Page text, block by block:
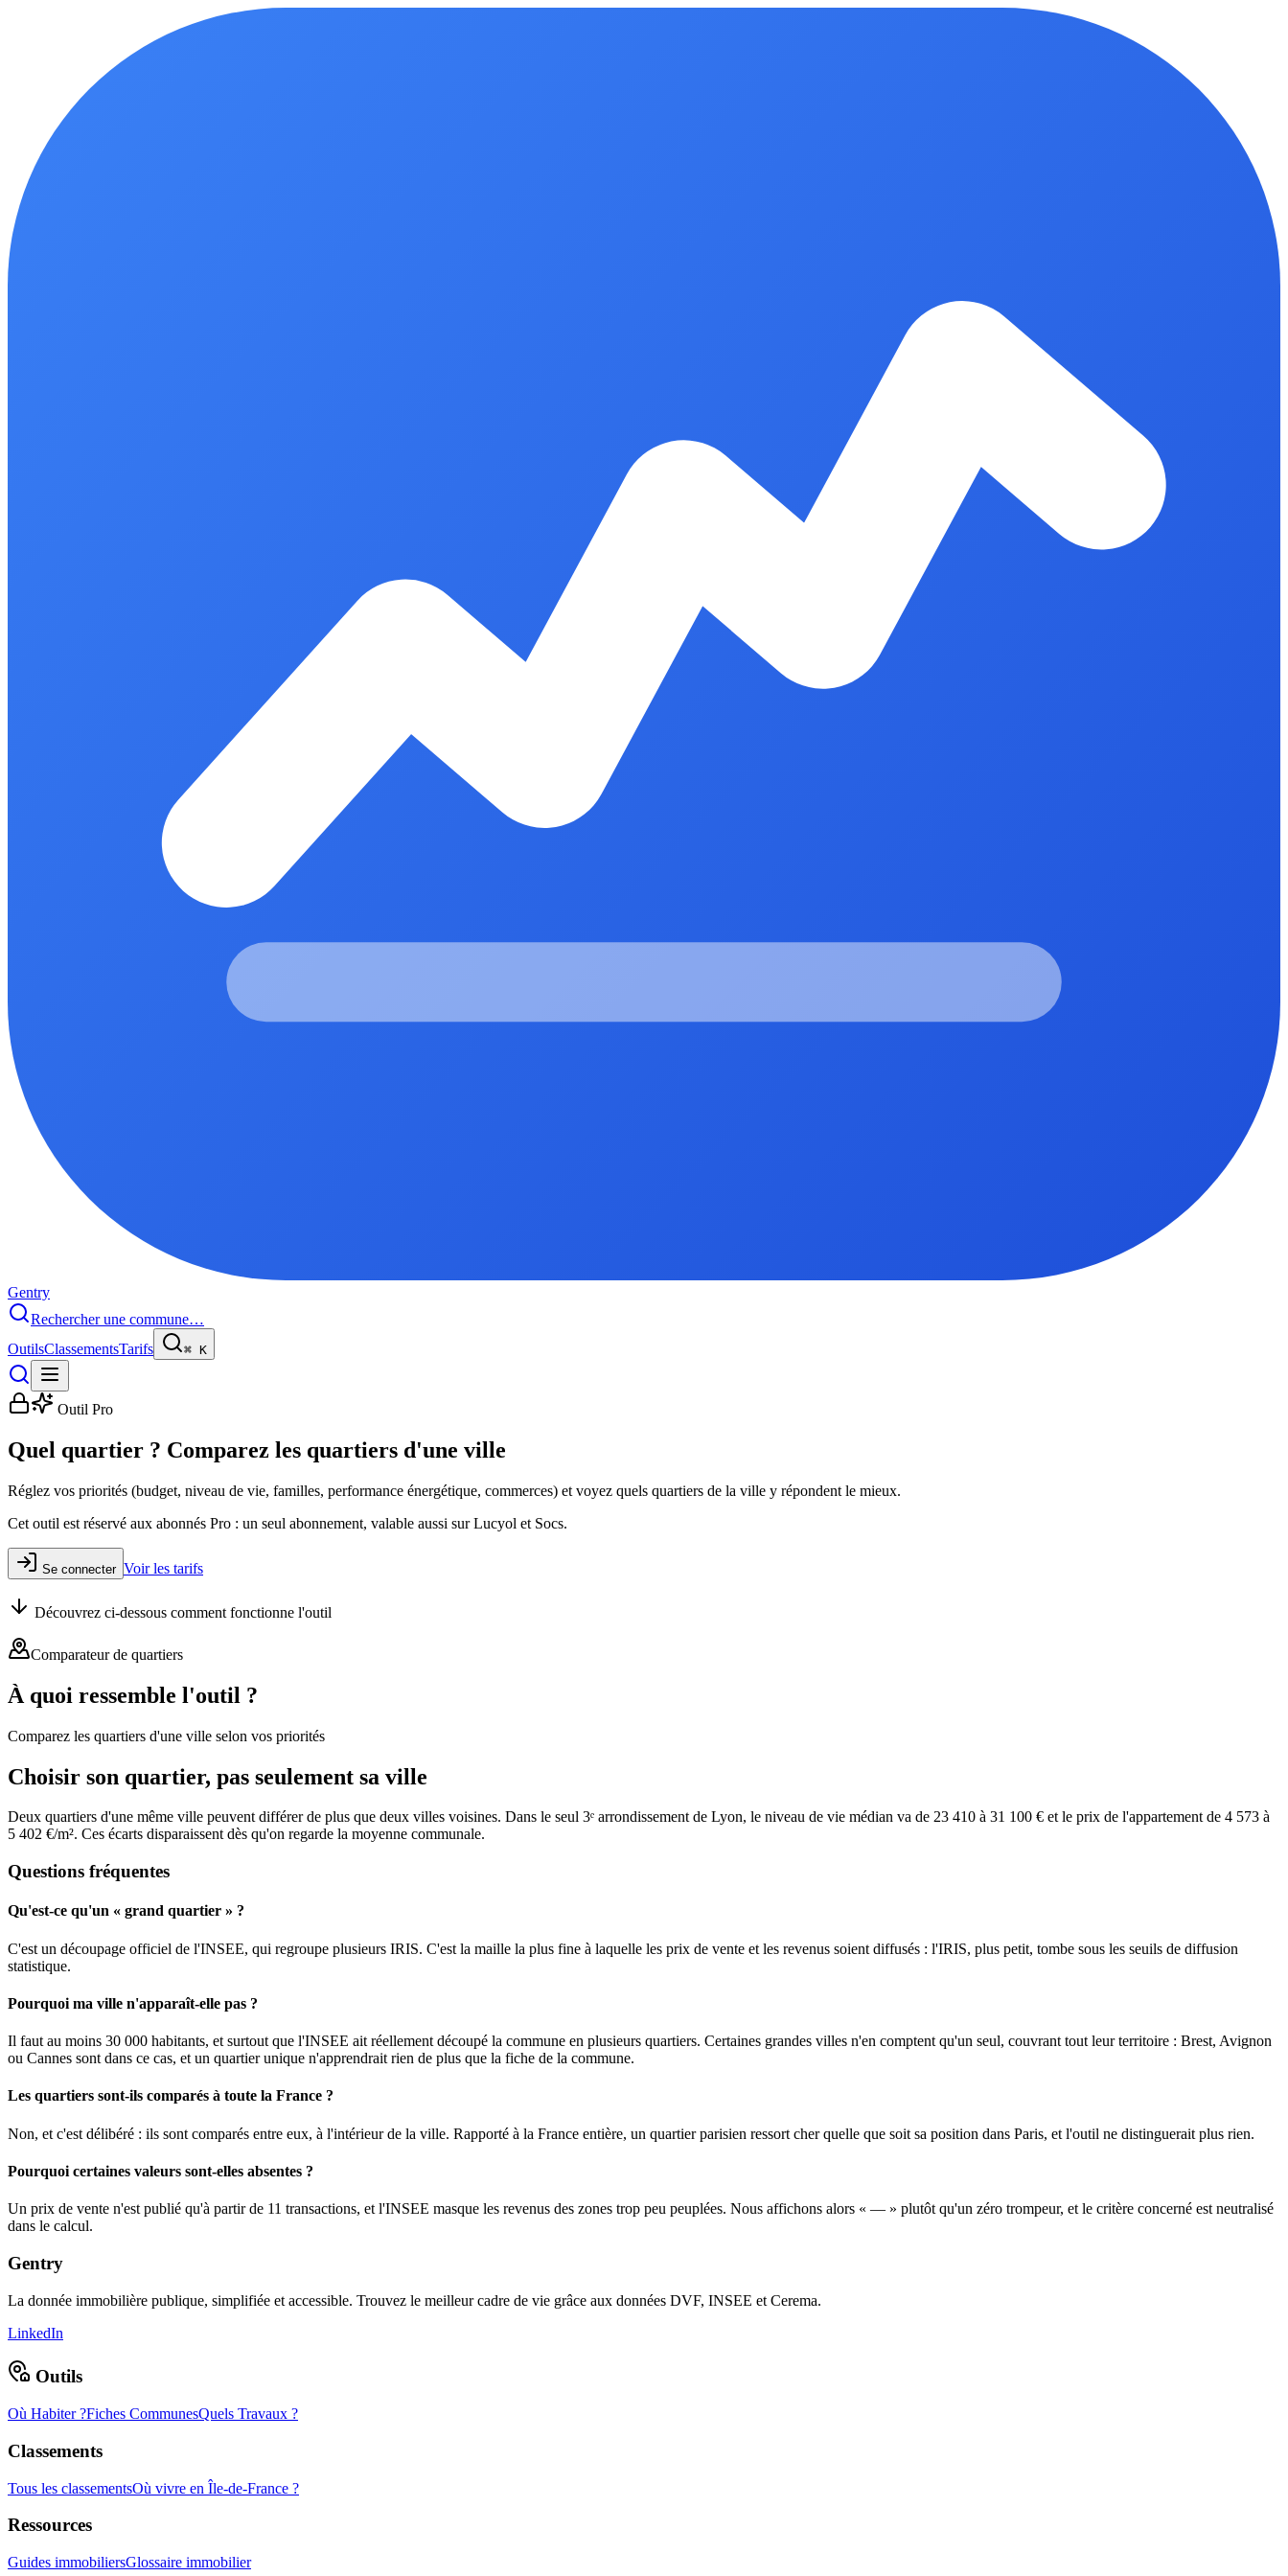
Gentry
Rechercher une commune…
OutilsClassementsTarifs ⌘ K
Outil Pro
Quel quartier ? Comparez les quartiers d'une ville
Réglez vos priorités (budget, niveau de vie, familles, performance énergétique, commerces) et voyez quels quartiers de la ville y répondent le mieux.
Cet outil est réservé aux abonnés Pro : un seul abonnement, valable aussi sur Lucyol et Socs.
Se connecter Voir les tarifs
Découvrez ci-dessous comment fonctionne l'outil
Comparateur de quartiers
À quoi ressemble l'outil ?
Comparez les quartiers d'une ville selon vos priorités
Choisir son quartier, pas seulement sa ville
Deux quartiers d'une même ville peuvent différer de plus que deux villes voisines. Dans le seul 3ᵉ arrondissement de Lyon, le niveau de vie médian va de 23 410 à 31 100 € et le prix de l'appartement de 4 573 à
5 402 €/m². Ces écarts disparaissent dès qu'on regarde la moyenne communale.
Questions fréquentes
Qu'est-ce qu'un « grand quartier » ?
C'est un découpage officiel de l'INSEE, qui regroupe plusieurs IRIS. C'est la maille la plus fine à laquelle les prix de vente et les revenus soient diffusés : l'IRIS, plus petit, tombe sous les seuils de diffusion
statistique.
Pourquoi ma ville n'apparaît-elle pas ?
Il faut au moins 30 000 habitants, et surtout que l'INSEE ait réellement découpé la commune en plusieurs quartiers. Certaines grandes villes n'en comptent qu'un seul, couvrant tout leur territoire : Brest, Avignon
ou Cannes sont dans ce cas, et un quartier unique n'apprendrait rien de plus que la fiche de la commune.
Les quartiers sont-ils comparés à toute la France ?
Non, et c'est délibéré : ils sont comparés entre eux, à l'intérieur de la ville. Rapporté à la France entière, un quartier parisien ressort cher quelle que soit sa position dans Paris, et l'outil ne distinguerait plus rien.
Pourquoi certaines valeurs sont-elles absentes ?
Un prix de vente n'est publié qu'à partir de 11 transactions, et l'INSEE masque les revenus des zones trop peu peuplées. Nous affichons alors « — » plutôt qu'un zéro trompeur, et le critère concerné est neutralisé
dans le calcul.
Gentry
La donnée immobilière publique, simplifiée et accessible. Trouvez le meilleur cadre de vie grâce aux données DVF, INSEE et Cerema.
LinkedIn
Outils
Où Habiter ?Fiches CommunesQuels Travaux ?
Classements
Tous les classementsOù vivre en Île-de-France ?
Ressources
Guides immobiliersGlossaire immobilier